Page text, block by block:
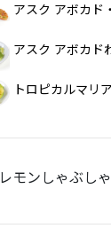
アスク アボカド
アスク アボカド
トロピカルマリ
レモンしゃぶし